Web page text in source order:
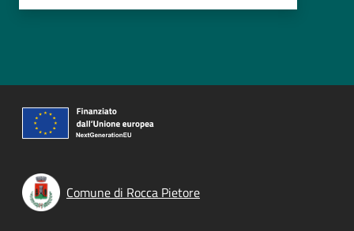
Comune di Rocca Pietore